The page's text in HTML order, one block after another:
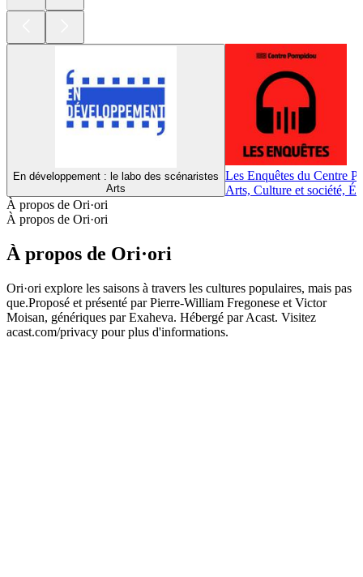
En développement : le labo des scénaristes
Arts
Les Enquêtes du Centre
Arts, Culture et société,
À propos de Ori·ori
À propos de Ori·ori
À propos de Ori·ori
Ori·ori explore les saisons à travers les cultures populaires, mais pas
que.Proposé et présenté par Pierre-William Fregonese et Victor
Moisan, génériques par Exaheva. Hébergé par Acast. Visitez
acast.com/privacy pour plus d'informations.